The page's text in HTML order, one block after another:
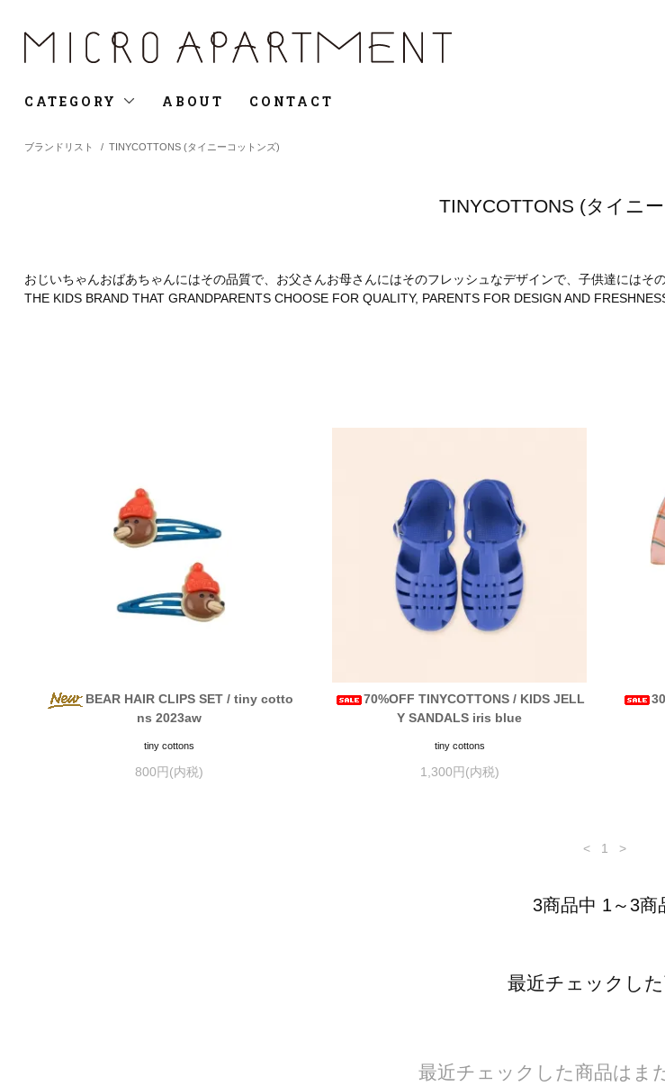
CATEGORY ABOUT CONTACT
ブランドリスト / TINYCOTTONS (タイニーコットンズ)
TINYCOTTONS (タイニ
おじいちゃんおばあちゃんにはその品質で、お父さんお母さんにはそのフレッシュなデザインで、子供達には
THE KIDS BRAND THAT GRANDPARENTS CHOOSE FOR QUALITY, PARENTS FOR DESIGN AND
BEAR HAIR CLIPS SET / tiny cotto
ns 2023aw
tiny cottons
800円(内税)
70%OFF TINYCOTTONS / KIDS JELL
Y SANDALS iris blue
tiny cottons
1,300円(内税)
< 1 >
3商品中 1～3商
最近チェックし
最近チェックした商品はま